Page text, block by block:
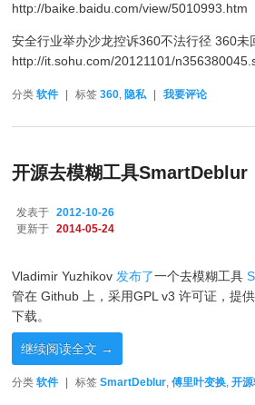
http://baike.baidu.com/view/5010993.htm
安全行业举办沙龙控诉360不法行径 360未
http://it.sohu.com/20121101/
分类 软件 标签 360, 隐私 我要评论
开源去模糊工具SmartDeblur
发表于
2012-10-26
更新于
2014-05-24
Vladimir Yuzhikov 发布了一个去模糊工具
管在 Github 上，采用GPL v3 许可证，提
下载。
继续阅读全文 →
分类 软件 | 标签 SmartDeblur ,傅里叶变换 ,开